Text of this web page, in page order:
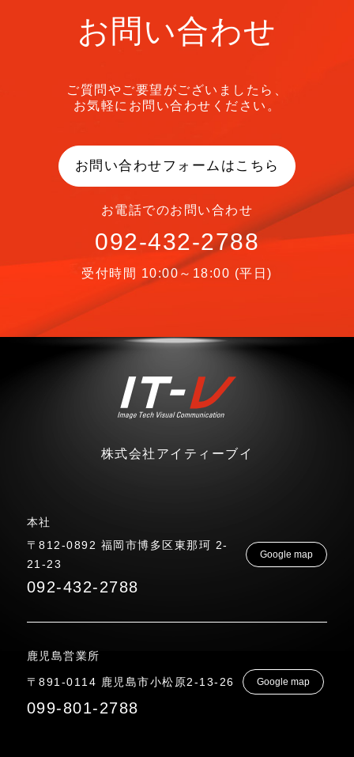
お問い合わせ
ご質問やご要望がございましたら、
お気軽にお問い合わせください。
お問い合わせフォームはこちら
お電話でのお問い合わせ
092-432-2788
受付時間 10:00～18:00 (平日)
株式会社アイティーブイ
本社
〒812-0892 福岡市博多区東那珂 2-
21-23
Google map
092-432-2788
鹿児島営業所
〒891-0114 鹿児島市小松原2-13-26 Google map
099-801-2788